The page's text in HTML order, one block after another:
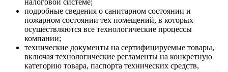
подробные сведения о санитарном состоянии и
пожарном состоянии тех помещений, в которых
осуществляются все технологические процессы
компании;
технические документы на сертифицируемые товары,
включая технологические регламенты на конкретную
категорию товара, паспорта технических средств,